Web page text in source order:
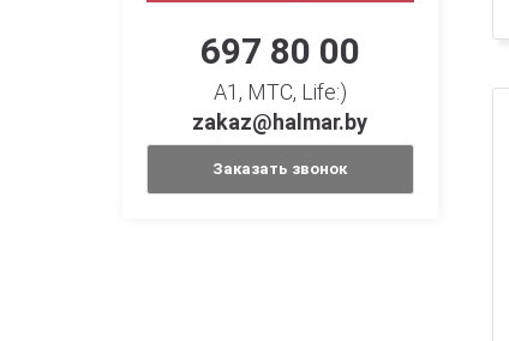
697 80 00
A1, МТС, Life:)
zakaz@halmar.by
Заказать звонок